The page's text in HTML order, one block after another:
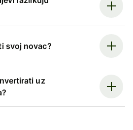
svoj novac?
uz